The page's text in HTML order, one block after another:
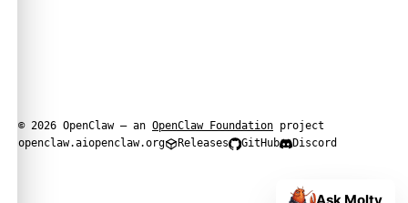
© 2026 OpenClaw — an OpenClaw Foundation project
openclaw.aiopenclaw.org Releases GitHub Discord
Ask Molty